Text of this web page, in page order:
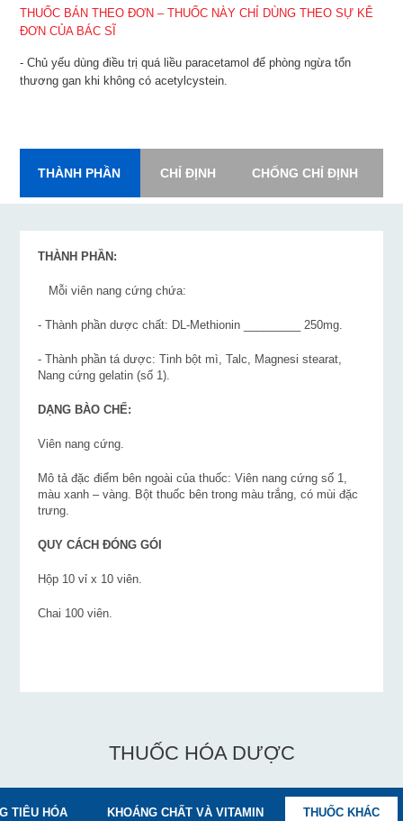
THUỐC BÁN THEO ĐƠN – THUỐC NÀY CHỈ DÙNG THEO SỰ KÊ
ĐƠN CỦA BÁC SĨ
- Chủ yếu dùng điều trị quá liều paracetamol để phòng ngừa tổn
thương gan khi không có acetylcystein.
THÀNH PHẦN CHỈ ĐỊNH CHỐNG CHỈ ĐỊNH
THÀNH PHẦN:
Mỗi viên nang cứng chứa:
- Thành phần dược chất: DL-Methionin _________ 250mg.
- Thành phần tá dược: Tinh bột mì, Talc, Magnesi stearat,
Nang cứng gelatin (số 1).
DẠNG BÀO CHẾ:
Viên nang cứng.
Mô tả đặc điểm bên ngoài của thuốc: Viên nang cứng số 1,
màu xanh – vàng. Bột thuốc bên trong màu trắng, có mùi đặc
trưng.
QUY CÁCH ĐÓNG GÓI
Hộp 10 vỉ x 10 viên.
Chai 100 viên.
THUỐC HÓA DƯỢC
TIÊU HÓA KHOÁNG CHẤT VÀ VITAMIN THUỐC KHÁC